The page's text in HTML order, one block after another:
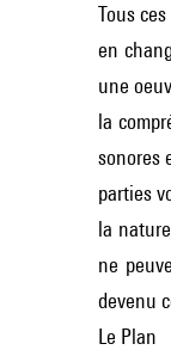
Tous
en
une
la
sonores
parties
la
ne
devenu
Le Plan